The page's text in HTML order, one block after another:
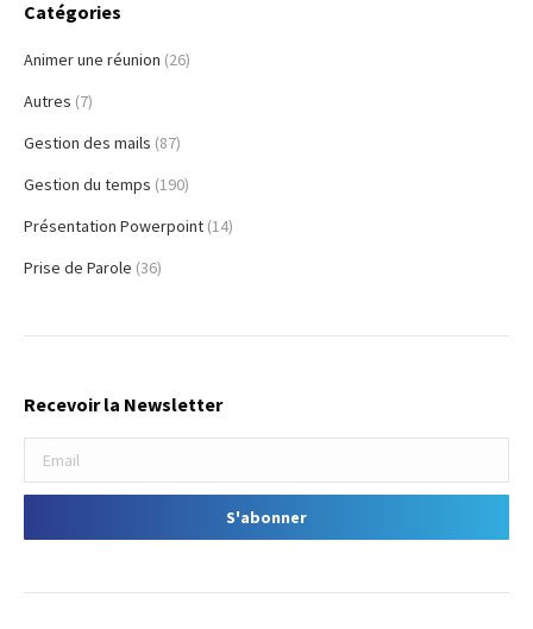
Catégories
Animer une réunion (26)
Autres (7)
Gestion des mails (87)
Gestion du temps (190)
Présentation Powerpoint (14)
Prise de Parole (36)
Recevoir la Newsletter